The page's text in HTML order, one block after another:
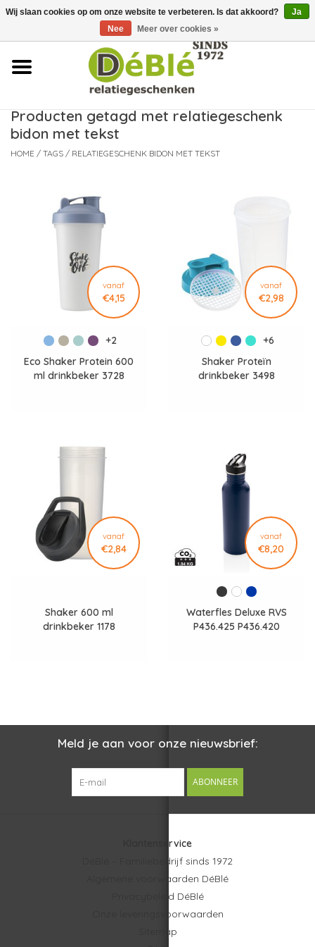
Over ons
Contact
Nieuws
Producten getagd met relatiegeschenk
bidon met tekst
HOME / TAGS / RELATIEGESCHENK BIDON MET TEKST
vanaf
€4,15
+2
Eco Shaker Protein 600
ml drinkbeker 3728
vanaf
€2,98
+6
Shaker Proteïn
drinkbeker 3498
vanaf
€2,84
Shaker 600 ml
drinkbeker 1178
vanaf
€8,20
Waterfles Deluxe RVS
P436.425 P436.420
Meld je aan voor onze nieuwsbrief:
ABONNEER
Klantenservice
DéBlé – Familiebedrijf sinds 1972
Algemene voorwaarden DéBlé
Privacybeleid DéBlé
Onze leveringsvoorwaarden
Sitemap
Wij slaan cookies op om onze website te verbeteren. Is dat akkoord?
Ja
Nee
Meer over cookies »